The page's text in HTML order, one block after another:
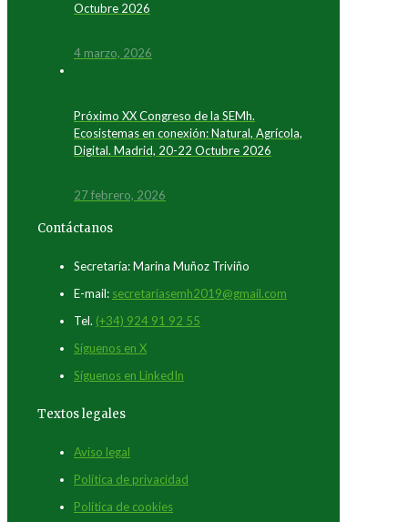
Octubre 2026
4 marzo, 2026
Próximo XX Congreso de la SEMh.
Ecosistemas en conexión: Natural, Agrícola,
Digital. Madrid, 20-22 Octubre 2026
27 febrero, 2026
Contáctanos
Secretaría: Marina Muñoz Triviño
E-mail: secretariasemh2019@gmail.com
Tel. (+34) 924 91 92 55
Síguenos en X
Síguenos en LinkedIn
Textos legales
Aviso legal
Política de privacidad
Política de cookies